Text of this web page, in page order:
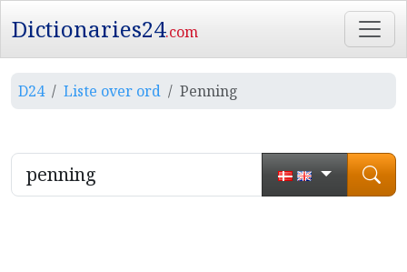
Dictionaries24.com
D24 Liste over ord Penning